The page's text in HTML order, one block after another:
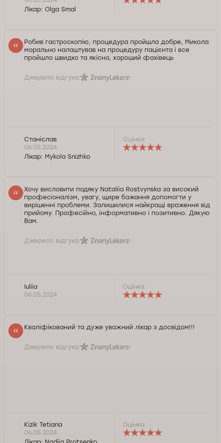
Лікар: Olga Smal
Робив гастроскопію, процедура пройшла добре, Микола
морально налаштував на процедуру пацієнта і все
пройшло швидко та якісно, хороший фахівець
Джерело відгука:
Станіслав
06.05.2024
Лікар: Mykola Snizhko
Оцінка:
Хочу висловити подяку Nataliia Rostvynska за високий
професіоналізм, увагу, щире бажання допомогти у
вирішенні проблеми. Залишилися найкращі враження від
прийому. Професійно, інформативно і позитивно. Дякую
Вам.
Джерело відгука:
Iuliia
06.05.2024
Оцінка:
Кваліфікований та дуже уважний лікар з досвідом!!!
Джерело відгука:
Kizik Tetiana
06.05.2024
Оцінка: